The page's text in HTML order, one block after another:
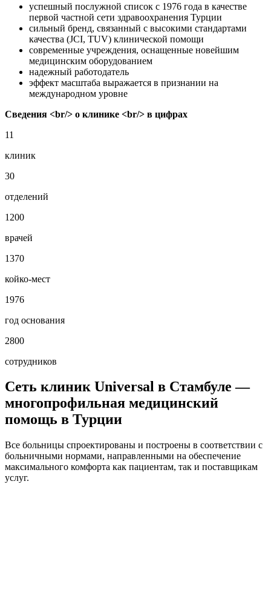
успешный послужной список с 1976 года в качестве
первой частной сети здравоохранения Турции
сильный бренд, связанный с высокими стандартами
качества (JCI, TUV) клинической помощи
современные учреждения, оснащенные новейшим
медицинским оборудованием
надежный работодатель
эффект масштаба выражается в признании на
международном уровне
Сведения <br/> о клинике <br/> в цифрах
11
клиник
30
отделений
1200
врачей
1370
койко-мест
1976
год основания
2800
сотрудников
Сеть клиник Universal в Стамбуле —
многопрофильная медицинский
помощь в Турции
Все больницы спроектированы и построены в соответствии с
больничными нормами, направленными на обеспечение
максимального комфорта как пациентам, так и поставщикам
услуг.